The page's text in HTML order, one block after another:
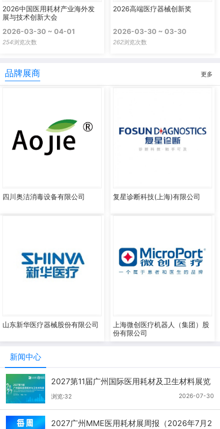
2026中国医用耗材产业海外发
展与技术创新大会
2026-03-30 ~ 04-01
254浏览次数
2026高端医疗器械创新奖
2026-03-30 ~ 03-30
262浏览次数
品牌展商 更多
四川奥洁消毒设备有限公司 复星诊断科技(上海)有限公司
山东新华医疗器械股份有限公司
上海微创医疗机器人（集团）股
份有限公司
新闻中心
2027第11届广州国际医用耗材及卫生材料展览
会（2026.7.21-7.27周报）
2026-07-30
浏览:32
2027广州MME医用耗材展周报（2026年7月2